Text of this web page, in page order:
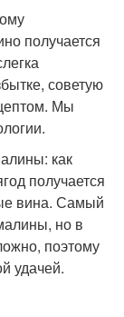
получается
советую
Мы
как
получается
вина. Самый
но в
поэтому
удачей.